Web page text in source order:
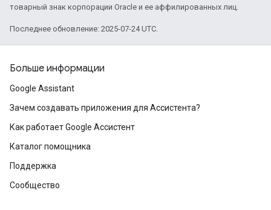
товарный знак корпорации Oracle и ее аффилированных лиц.
Последнее обновление: 2025-07-24 UTC.
Больше информации
Google Assistant
Зачем создавать приложения для Ассистента?
Как работает Google Ассистент
Каталог помощника
Поддержка
Сообщество